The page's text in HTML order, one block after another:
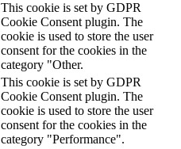
This cookie is set by GDPR
Cookie Consent plugin. The
cookie is used to store the user
consent for the cookies in the
category "Other.
This cookie is set by GDPR
Cookie Consent plugin. The
cookie is used to store the user
consent for the cookies in the
category "Performance".